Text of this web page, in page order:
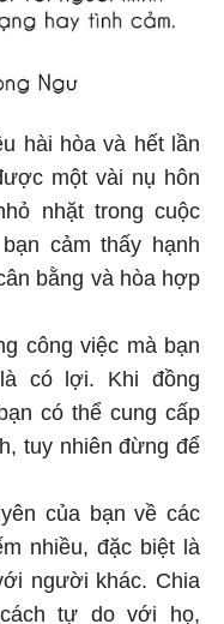
hài hòa và hết lần
một vài nụ hôn
nhặt trong cuộc
cảm thấy hạnh
bằng và hòa hợp
công việc mà bạn
có lợi. Khi đồng
có thể cung cấp
tuy nhiên đừng để
của bạn về các
nhiều, đặc biệt là
người khác. Chia
tự do với họ,